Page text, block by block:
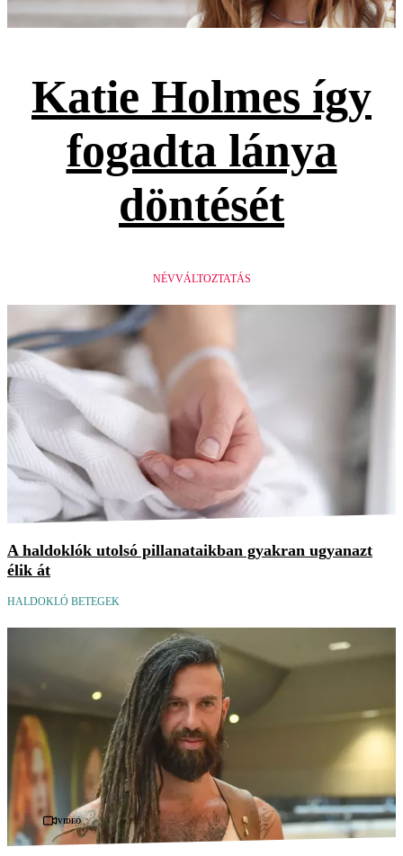
Katie Holmes így
fogadta lánya
döntését
NÉVVÁLTOZTATÁS
A haldoklók utolsó pillanataikban gyakran ugyanazt
élik át
HALDOKLÓ BETEGEK
Videó